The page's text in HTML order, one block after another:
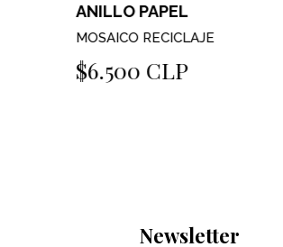
ANILLO PAPEL
MOSAICO RECICLAJE
$6.500 CLP
Newsletter